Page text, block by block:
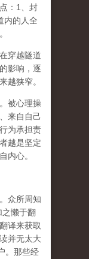
：1、封
内的人全
穿越隧道
影响，逐
越狭窄。
被心理操
来自自己
为承担责
越是坚定
内心。
众所周知
之懒于翻
译来获取
并无太大
。那些经